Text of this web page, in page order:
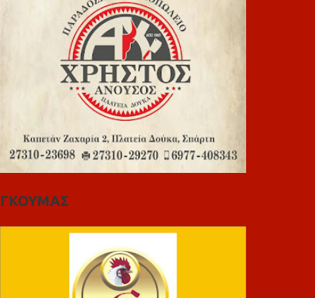
ΓΚΟΥΜΑΣ